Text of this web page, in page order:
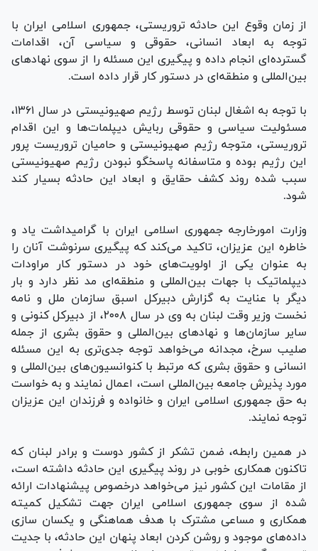
از زمان وقوع این حادثه تروریستی، جمهوری اسلامی ایران با
توجه به ابعاد انسانی، حقوقی و سیاسی آن، اقدامات
گسترده‌ای انجام داده و پیگیری این مسئله را از سوی نهاد‌های
بین‌‌المللی و منطقه‌ای در دستور کار قرار داده است.
با توجه به اشغال لبنان توسط رژیم صهیونیستی در سال ۱۳۶۱،
مسئولیت سیاسی و حقوقی ربایش دیپلمات‌ها و این اقدام
تروریستی، متوجه رژیم صهیونیستی و حامیان تروریست پرور
این رژیم بوده و متاسفانه پاسخگو نبودن رژیم صهیونیستی
سبب شده روند کشف حقایق و ابعاد این حادثه بسیار کند
شود.
وزارت امورخارجه جمهوری اسلامی ایران با گرامیداشت یاد و
خاطره این عزیزان، تاکید می‌کند که پیگیری سرنوشت آنان را
به عنوان یکی از اولویت‌های خود در دستور کار مراودات
دیپلماتیک با جهات بین‌المللی و منطقه‌ای مد نظر دارد و بار
دیگر با عنایت به گزارش دبیرکل اسبق سازمان ملل و نامه
نخست وزیر وقت لبنان به وی در سال ۲۰۰۸، از دبیرکل کنونی و
سایر سازمان‌ها و نهاد‌های بین‌المللی و حقوق بشری از جمله
صلیب سرخ، مجدانه می‌خواهد توجه جدی‌تری به این مسئله
انسانی و حقوق بشری که مرتبط با کنوانسیون‌های بین‌المللی و
مورد پذیرش جامعه بین‌المللی است، اعمال نمایند و به خواست
به حق جمهوری اسلامی ایران و خانواده و فرزندان این عزیزان
توجه نمایند.
در همین رابطه، ضمن تشکر از کشور دوست و برادر لبنان که
تاکنون همکاری خوبی در روند پیگیری این حادثه داشته است،
از مقامات این کشور نیز می‌خواهد درخصوص پیشنهادات ارائه
شده از سوی جمهوری اسلامی ایران جهت تشکیل کمیته
همکاری و مساعی مشترک با هدف هماهنگی و یکسان سازی
داده‌های موجود و روشن کردن ابعاد پنهان این حادثه، با جدیت